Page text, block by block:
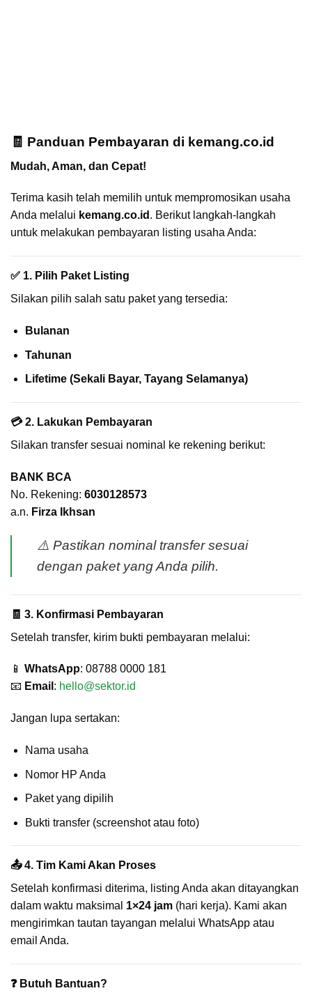
🧾 Panduan Pembayaran di kemang.co.id
Mudah, Aman, dan Cepat!
Terima kasih telah memilih untuk mempromosikan usaha
Anda melalui kemang.co.id . Berikut langkah-langkah
untuk melakukan pembayaran listing usaha Anda:
✅ 1. Pilih Paket Listing
Silakan pilih salah satu paket yang tersedia:
Bulanan
Tahunan
Lifetime (Sekali Bayar, Tayang Selamanya)
💳 2. Lakukan Pembayaran
Silakan transfer sesuai nominal ke rekening berikut:
BANK BCA
No. Rekening: 6030128573
a.n. Firza Ikhsan
⚠️ Pastikan nominal transfer sesuai
dengan paket yang Anda pilih.
🧾 3. Konfirmasi Pembayaran
Setelah transfer, kirim bukti pembayaran melalui:
📱 WhatsApp: 08788 0000 181
📧 Email : hello@sektor.id
Jangan lupa sertakan:
Nama usaha
Nomor HP Anda
Paket yang dipilih
Bukti transfer (screenshot atau foto)
📤 4. Tim Kami Akan Proses
Setelah konfirmasi diterima, listing Anda akan ditayangkan
dalam waktu maksimal 1×24 jam (hari kerja). Kami akan
mengirimkan tautan tayangan melalui WhatsApp atau
email Anda.
❓ Butuh Bantuan?